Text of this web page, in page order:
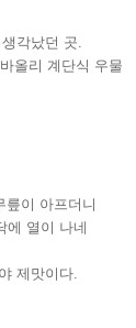
각났던 곳.
올리 계단식 우물
릎이 아프더니
에 열이 나네
제맛이다.